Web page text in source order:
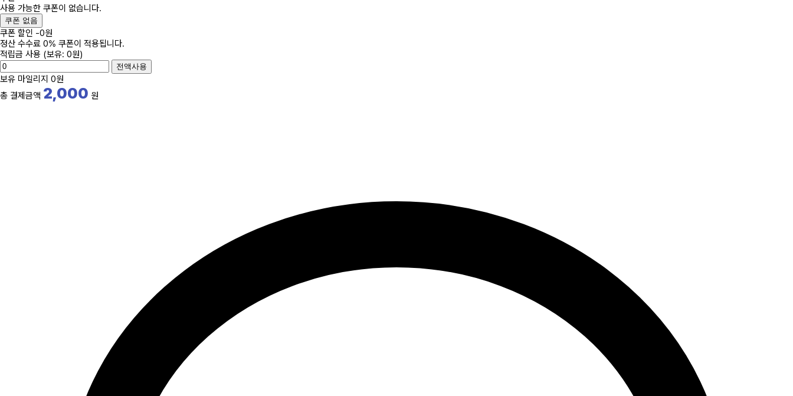
사용 가능한 쿠폰이 없습니다.
쿠폰 없음
쿠폰 할인 -0원
정산 수수료 0% 쿠폰이 적용됩니다.
적립금 사용 (보유: 0원)
전액사용
보유 마일리지 0원
총 결제금액 2,000 원